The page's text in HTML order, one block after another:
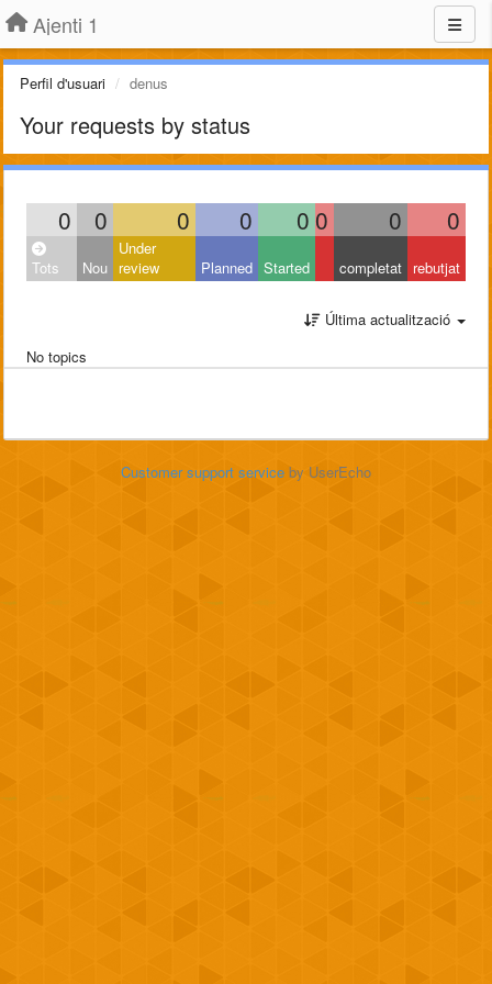
Ajenti 1
Perfil d'usuari denus
Your requests by status
0 0 0 0 0 0 0 0
Tots Nou
Under
review
Planned Started completat rebutjat
Última actualització
No topics
Customer support service by UserEcho